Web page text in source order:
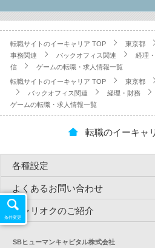
転職サイトのイーキャリア TOP 東京都
事務関連
バックオフィス関連 経理
信
ゲームの転職・求人情報一覧
転職サイトのイーキャリア TOP 東京都
バックオフィス関連
経理・財務
ゲームの転職・求人情報一覧
条件変更
転職のイーキャ
各種設定
よくあるお問い合わせ
キャリオクのご紹介
SBヒューマンキャピタル株式会社